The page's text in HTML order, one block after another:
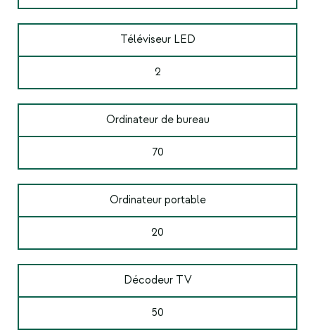
Téléviseur LED
2
Ordinateur de bureau
70
Ordinateur portable
20
Décodeur TV
50